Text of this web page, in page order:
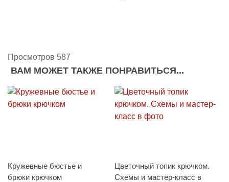
Просмотров 587
ВАМ МОЖЕТ ТАКЖЕ ПОНРАВИТЬСЯ...
Кружевные бюстье и
брюки крючком
Цветочный топик крючком.
Схемы и мастер-класс в